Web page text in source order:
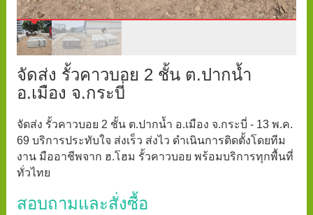
จัดส่ง รั้วคาวบอย 2 ชั้น ต.ปากน้ำ
อ.เมือง จ.กระบี่
จัดส่ง รั้วคาวบอย 2 ชั้น ต.ปากน้ำ อ.เมือง จ.กระบี่ - 13 พ.ค.
69 บริการประทับใจ ส่งเร็ว ส่งไว ดำเนินการติดตั้งโดยทีม
งาน มืออาชีพจาก ฮ.โฮม รั้วคาวบอย พร้อมบริการทุกพื้นที่
ทั่วไทย
สอบถามและสั่งซื้อ